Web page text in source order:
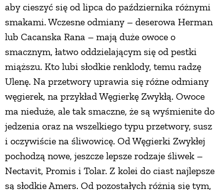
aby cieszyć się od lipca do października różnymi
smakami. Wczesne odmiany – deserowa Herman
lub Cacanska Rana – mają duże owoce o
smacznym, łatwo oddzielającym się od pestki
miąższu. Kto lubi słodkie renklody, temu radzę
Ulenę. Na przetwory uprawia się różne odmiany
węgierek, na przykład Węgierkę Zwykłą. Owoce
ma nieduże, ale tak smaczne, że są wyśmienite do
jedzenia oraz na wszelkiego typu przetwory, susz
i oczywiście na śliwowicę. Od Węgierki Zwykłej
pochodzą nowe, jeszcze lepsze rodzaje śliwek –
Nectavit, Promis i Tolar. Z kolei do ciast najlepsze
są słodkie Amers. Od pozostałych różnią się tym,